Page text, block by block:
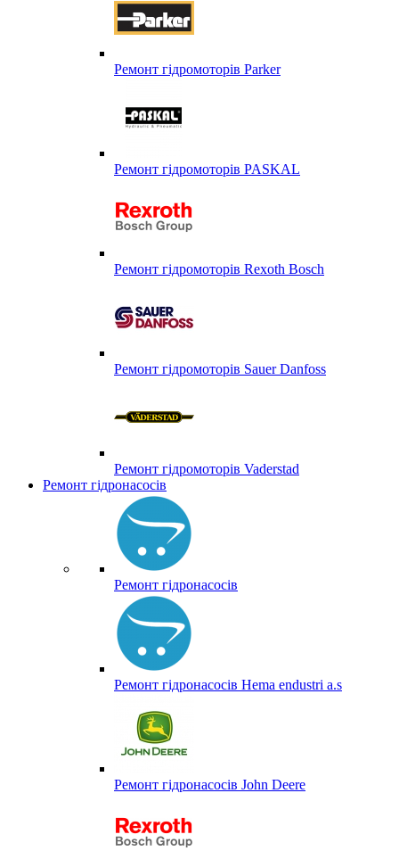
Ремонт гідромоторів Parker
Ремонт гідромоторів PASKAL
Ремонт гідромоторів Rexoth Bosch
Ремонт гідромоторів Sauer Danfoss
Ремонт гідромоторів Vaderstad
Ремонт гідронасосів
Ремонт гідронасосів
Ремонт гідронасосів Hema endustri a.s
Ремонт гідронасосів John Deere